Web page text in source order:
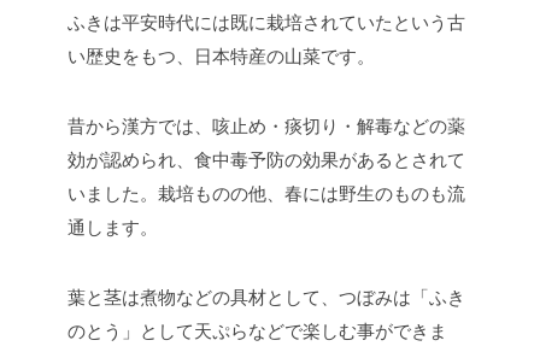
ふきは平安時代には既に栽培されていたという古
い歴史をもつ、日本特産の山菜です。
昔から漢方では、咳止め・痰切り・解毒などの薬
効が認められ、食中毒予防の効果があるとされて
いました。栽培ものの他、春には野生のものも流
通します。
葉と茎は煮物などの具材として、つぼみは「ふき
のとう」として天ぷらなどで楽しむ事ができま